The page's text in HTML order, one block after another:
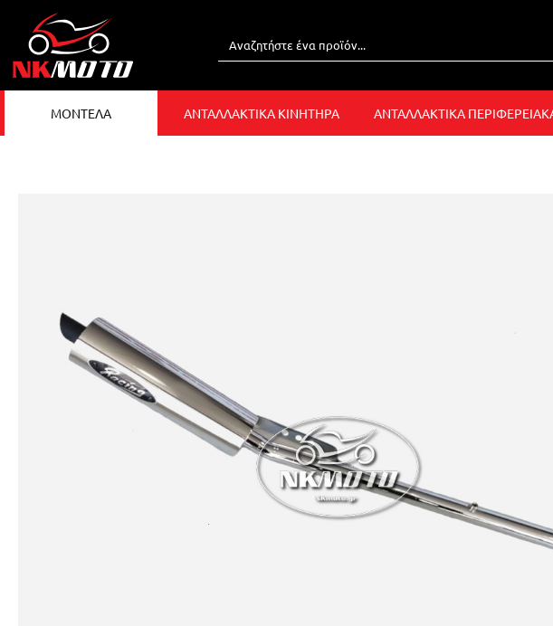
ΜΟΝΤΕΛΑ ΑΝΤΑΛΛΑΚΤΙΚΑ ΚΙΝΗΤΗΡΑ ΑΝΤΑΛΛΑΚΤΙΚΑ